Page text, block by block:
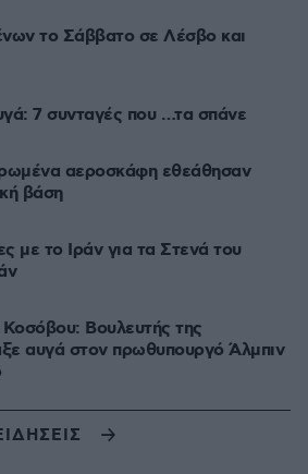
το Σάββατο σε Λέσβο και
7 συνταγές που …τα σπάνε
αεροσκάφη εθεάθησαν
βάση
με το Ιράν για τα Στενά του
Βουλευτής της
αυγά στον πρωθυπουργό Άλμπιν